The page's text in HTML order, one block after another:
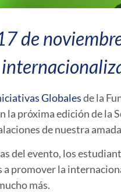
de
Globalesde la
la próxima edición de la
de nuestra
del evento, los
a promover la
más.